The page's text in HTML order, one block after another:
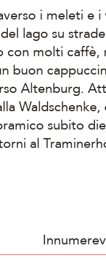
i meleti e
lago su
molti
buon
Altenburg.
subito
al